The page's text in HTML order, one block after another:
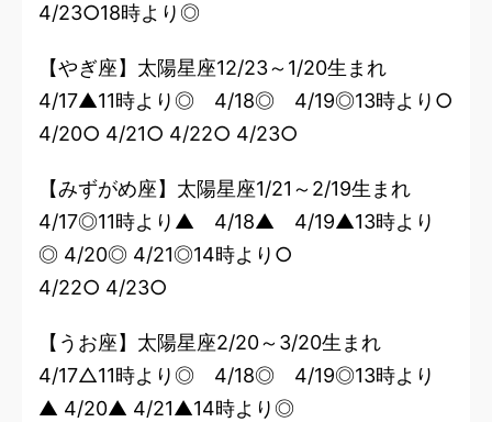
4/23○18時より◎
【やぎ座】太陽星座12/23～1/20生まれ
4/17▲11時より◎ 4/18◎ 4/19◎13時より○
4/20○ 4/21○ 4/22○ 4/23○
【みずがめ座】太陽星座1/21～2/19生まれ
4/17◎11時より▲ 4/18▲ 4/19▲13時より
◎ 4/20◎ 4/21◎14時より○
4/22○ 4/23○
【うお座】太陽星座2/20～3/20生まれ
4/17△11時より◎ 4/18◎ 4/19◎13時より
▲ 4/20▲ 4/21▲14時より◎